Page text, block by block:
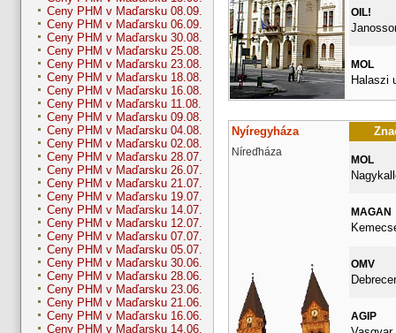
Ceny PHM v Maďarsku 08.09.
Ceny PHM v Maďarsku 06.09.
Ceny PHM v Maďarsku 30.08.
Ceny PHM v Maďarsku 25.08.
Ceny PHM v Maďarsku 23.08.
Ceny PHM v Maďarsku 18.08.
Ceny PHM v Maďarsku 16.08.
Ceny PHM v Maďarsku 11.08.
Ceny PHM v Maďarsku 09.08.
Ceny PHM v Maďarsku 04.08.
Ceny PHM v Maďarsku 02.08.
Ceny PHM v Maďarsku 28.07.
Ceny PHM v Maďarsku 26.07.
Ceny PHM v Maďarsku 21.07.
Ceny PHM v Maďarsku 19.07.
Ceny PHM v Maďarsku 14.07.
Ceny PHM v Maďarsku 12.07.
Ceny PHM v Maďarsku 07.07.
Ceny PHM v Maďarsku 05.07.
Ceny PHM v Maďarsku 30.06.
Ceny PHM v Maďarsku 28.06.
Ceny PHM v Maďarsku 23.06.
Ceny PHM v Maďarsku 21.06.
Ceny PHM v Maďarsku 16.06.
Ceny PHM v Maďarsku 14.06.
OIL!
MOL
Halaszi
Nyíregyháza
Níreďháza
MOL
MAGAN
OMV
AGIP